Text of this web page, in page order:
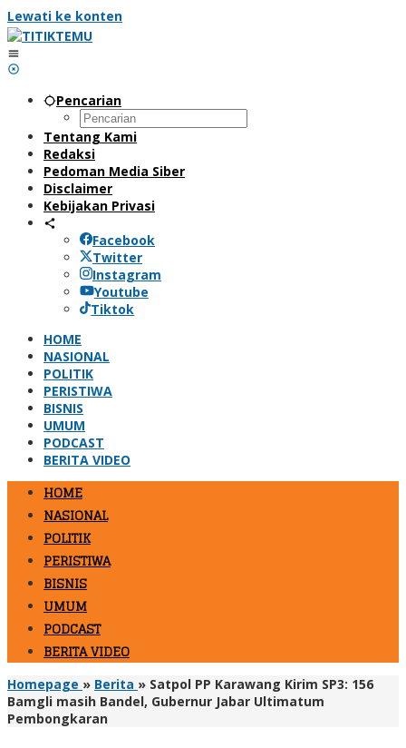
Lewati ke konten
Pencarian
Tentang Kami
Redaksi
Pedoman Media Siber
Disclaimer
Kebijakan Privasi
Facebook
Twitter
Instagram
Youtube
Tiktok
HOME
NASIONAL
POLITIK
PERISTIWA
BISNIS
UMUM
PODCAST
BERITA VIDEO
HOME
NASIONAL
POLITIK
PERISTIWA
BISNIS
UMUM
PODCAST
BERITA VIDEO
Homepage » Berita » Satpol PP Karawang Kirim SP3: 156
Bamgli masih Bandel, Gubernur Jabar Ultimatum
Pembongkaran